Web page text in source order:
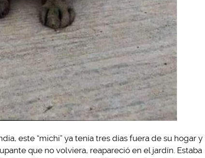
este “michi” ya tenía tres días fuera de su hogar y
que no volviera, reapareció en el jardín. Estaba